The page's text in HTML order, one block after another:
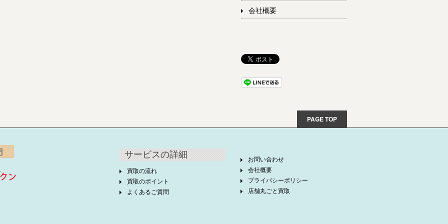
会社概要
PAGE TOP
サービスの詳細
買取の流れ
買取のポイント
よくあるご質問
お問い合わせ
会社概要
プライバシーポリシー
店舗丸ごと買取